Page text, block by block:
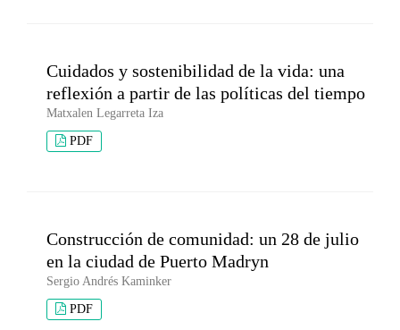
Cuidados y sostenibilidad de la vida: una
reflexión a partir de las políticas del tiempo
Matxalen Legarreta Iza
PDF
Construcción de comunidad: un 28 de julio
en la ciudad de Puerto Madryn
Sergio Andrés Kaminker
PDF